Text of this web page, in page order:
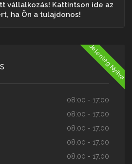
vállalkozás! Kattintson ide az
ha Ön a tulajdonos!
Jelenleg Nyitva
08:00 - 17:00
08:00 - 17:00
08:00 - 17:00
08:00 - 17:00
08:00 - 17:00